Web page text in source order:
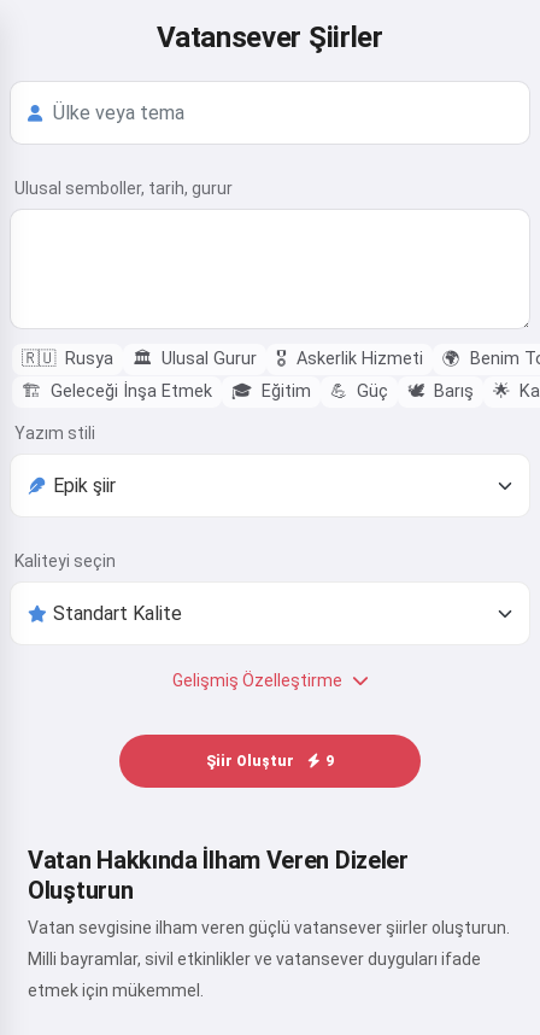
Vatansever Şiirler
Ulusal semboller, tarih, gurur
🇷🇺 Rusya 🏛️ Ulusal Gurur 🎖️ Askerlik Hizmeti 🌍
Benim
🏗️ Geleceği İnşa Etmek 🎓 Eğitim 💪 Güç 🕊️ Barış 🌟
Yazım stili
Kaliteyi seçin
Gelişmiş Özelleştirme
Şiir Oluştur 9
Vatan Hakkında İlham Veren Dizeler
Oluşturun
Vatan sevgisine ilham veren güçlü vatansever şiirler oluşturun.
Milli bayramlar, sivil etkinlikler ve vatansever duyguları ifade
etmek için mükemmel.